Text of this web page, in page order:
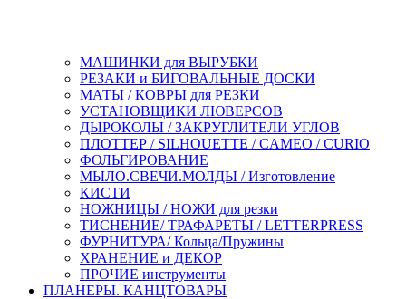
МАШИНКИ для ВЫРУБКИ
РЕЗАКИ и БИГОВАЛЬНЫЕ ДОСКИ
МАТЫ / КОВРЫ для РЕЗКИ
УСТАНОВЩИКИ ЛЮВЕРСОВ
ДЫРОКОЛЫ / ЗАКРУГЛИТЕЛИ УГЛОВ
ПЛОТТЕР / SILHOUETTE / CAMEO / CURIO
ФОЛЬГИРОВАНИЕ
МЫЛО.СВЕЧИ.МОЛДЫ / Изготовление
КИСТИ
НОЖНИЦЫ / НОЖИ для резки
ТИСНЕНИЕ/ ТРАФАРЕТЫ / LETTERPRESS
ФУРНИТУРА/ Кольца/Пружины
ХРАНЕНИЕ и ДЕКОР
ПРОЧИЕ инструменты
ПЛАНЕРЫ. КАНЦТОВАРЫ